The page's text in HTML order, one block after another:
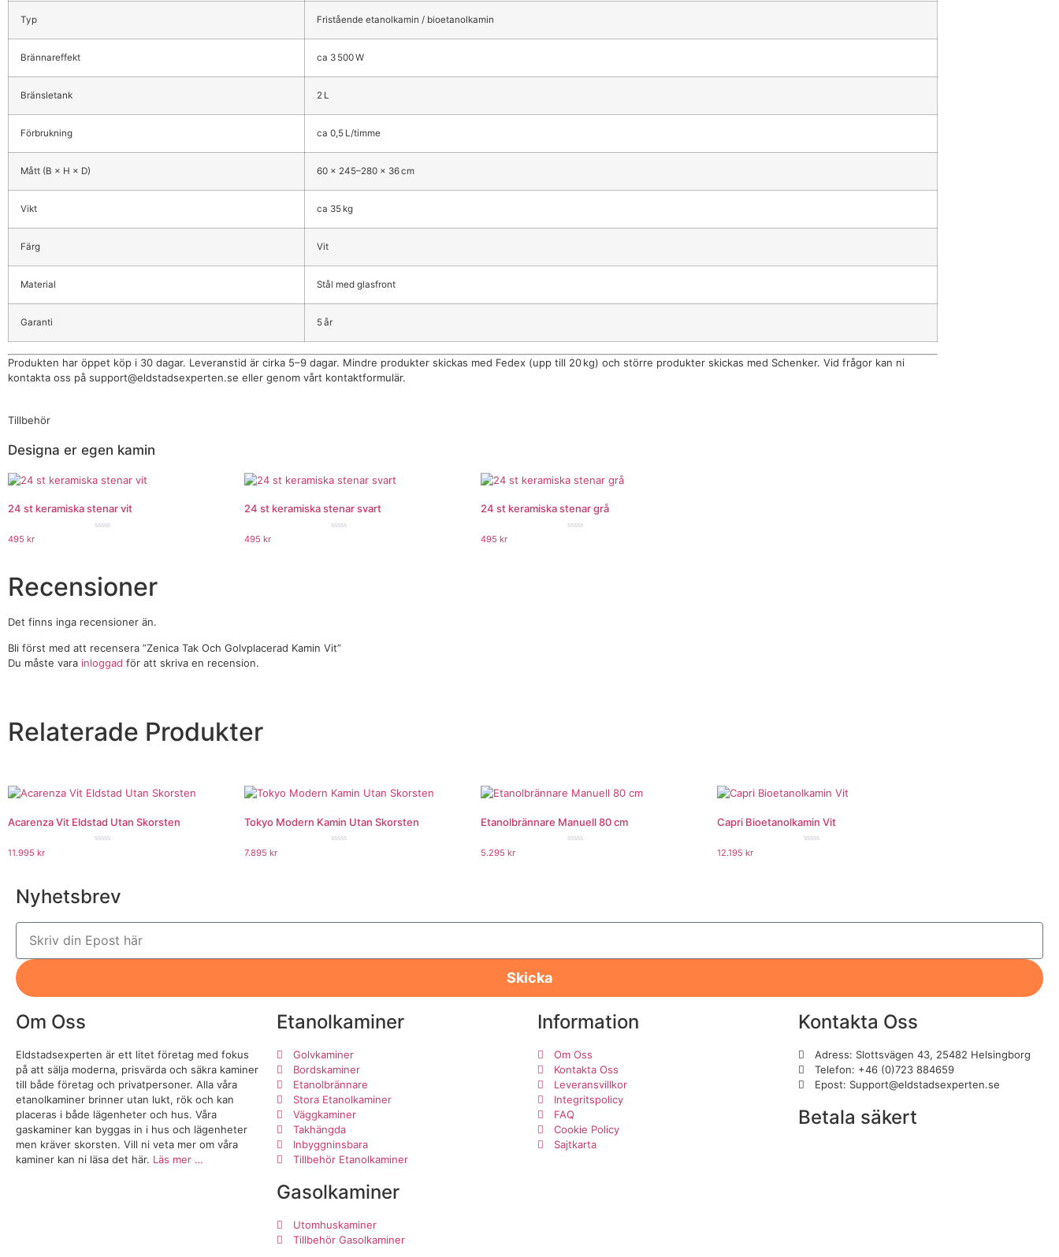
Typ Fristående etanolkamin / bioetanolkamin
Brännareffekt ca 3 500 W
Bränsletank 2 L
Förbrukning ca 0,5 L/timme
Mått (B × H × D) 60 × 245–280 × 36 cm
Vikt ca 35 kg
Färg Vit
Material Stål med glasfront
Garanti 5 år
Produkten har öppet köp i 30 dagar. Leveranstid är cirka 5–9 dagar. Mindre produkter skickas med Fedex (upp till 20 kg) och större produkter skickas med Schenker. Vid frågor kan ni
kontakta oss på support@eldstadsexperten.se eller genom vårt kontaktformulär.
Tillbehör
Designa er egen kamin
24 st keramiska stenar vit
495 kr
24 st keramiska stenar svart
495 kr
24 st keramiska stenar grå
495 kr
Recensioner
Det finns inga recensioner än.
Bli först med att recensera ”Zenica Tak Och Golvplacerad Kamin Vit”
Du måste vara inloggad för att skriva en recension.
Relaterade Produkter
Acarenza Vit Eldstad Utan Skorsten
11.995 kr
Tokyo Modern Kamin Utan Skorsten
7.895 kr
Etanolbrännare Manuell 80 cm
5.295 kr
Capri Bioetanolkamin Vit
12.195 kr
Nyhetsbrev
Skicka
Om Oss
Eldstadsexperten är ett litet företag med fokus
på att sälja moderna, prisvärda och säkra kaminer
till både företag och privatpersoner. Alla våra
etanolkaminer brinner utan lukt, rök och kan
placeras i både lägenheter och hus. Våra
gaskaminer kan byggas in i hus och lägenheter
men kräver skorsten. Vill ni veta mer om våra
kaminer kan ni läsa det här. Läs mer …
Etanolkaminer
Golvkaminer
Bordskaminer
Etanolbrännare
Stora Etanolkaminer
Väggkaminer
Takhängda
Inbyggninsbara
Tillbehör Etanolkaminer
Gasolkaminer
Utomhuskaminer
Tillbehör Gasolkaminer
Information
Om Oss
Kontakta Oss
Leveransvillkor
Integritspolicy
FAQ
Cookie Policy
Sajtkarta
Kontakta Oss
Adress: Slottsvägen 43, 25482 Helsingborg
Telefon: +46 (0)723 884659
Epost: Support@eldstadsexperten.se
Betala säkert